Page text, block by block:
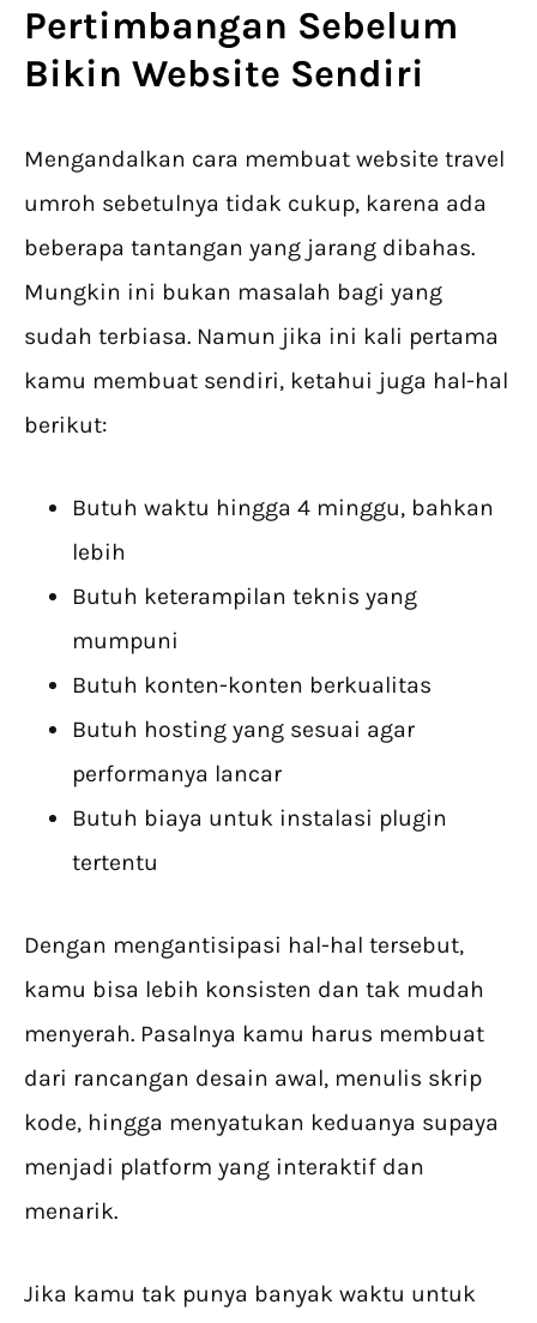
Pertimbangan Sebelum
Bikin Website Sendiri
Mengandalkan cara membuat website travel
umroh sebetulnya tidak cukup, karena ada
beberapa tantangan yang jarang dibahas.
Mungkin ini bukan masalah bagi yang
sudah terbiasa. Namun jika ini kali pertama
kamu membuat sendiri, ketahui juga hal-hal
berikut:
Butuh waktu hingga 4 minggu, bahkan
lebih
Butuh keterampilan teknis yang
mumpuni
Butuh konten-konten berkualitas
Butuh hosting yang sesuai agar
performanya lancar
Butuh biaya untuk instalasi plugin
tertentu
Dengan mengantisipasi hal-hal tersebut,
kamu bisa lebih konsisten dan tak mudah
menyerah. Pasalnya kamu harus membuat
dari rancangan desain awal, menulis skrip
kode, hingga menyatukan keduanya supaya
menjadi platform yang interaktif dan
menarik.
Jika kamu tak punya banyak waktu untuk